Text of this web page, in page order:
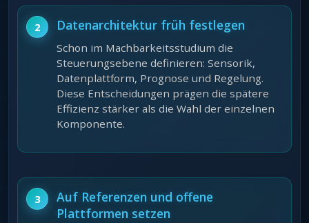
Datenarchitektur früh festlegen
Schon im Machbarkeitsstudium die
Steuerungsebene definieren: Sensorik,
Datenplattform, Prognose und Regelung.
Diese Entscheidungen prägen die spätere
Effizienz stärker als die Wahl der einzelnen
Komponente.
Auf Referenzen und offene
Plattformen setzen